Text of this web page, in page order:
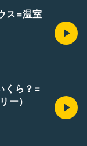
ス=温室
くら？=
ー）